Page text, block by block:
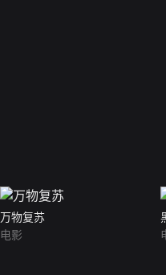
万物复苏
电影